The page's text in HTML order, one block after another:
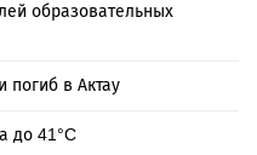
образовательных
погиб в Актау
до 41°C